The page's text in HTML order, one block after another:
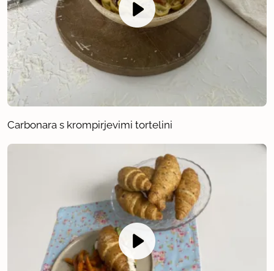
Carbonara s krompirjevimi tortelini